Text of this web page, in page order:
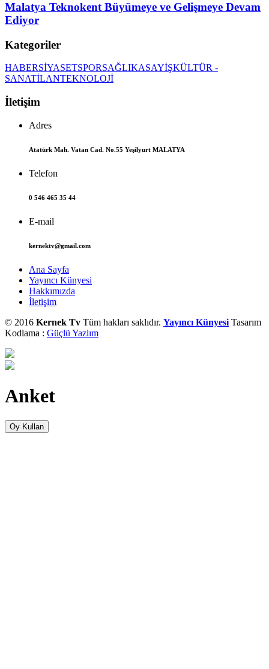
Malatya Teknokent Büyümeye ve Gelişmeye Devam
Ediyor
Kategoriler
HABERSİYASETSPORSAĞLIKASAYİŞKÜLTÜR -
SANATİLANTEKNOLOJİ
İletişim
Adres
Atatürk Mah. Vatan Cad. No.55 Yeşilyurt MALATYA
Telefon
0 546 465 35 44
E-mail
kernektv@gmail.com
Ana Sayfa
Yayıncı Künyesi
Hakkımızda
İletişim
© 2016 Kernek Tv Tüm hakları saklıdır. Yayıncı Künyesi Tasarım
Kodlama : Güçlü Yazlım
Anket